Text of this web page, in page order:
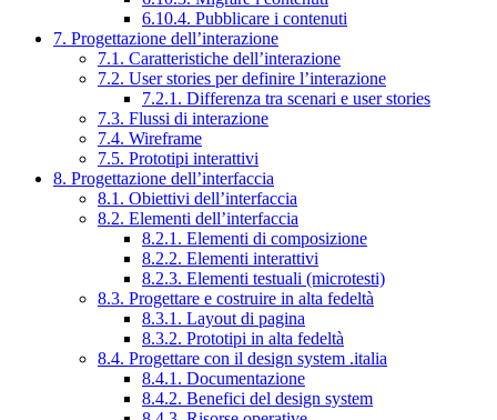
6.10.4. Pubblicare i contenuti
7. Progettazione dell’interazione
7.1. Caratteristiche dell’interazione
7.2. User stories per definire l’interazione
7.2.1. Differenza tra scenari e user stories
7.3. Flussi di interazione
7.4. Wireframe
7.5. Prototipi interattivi
8. Progettazione dell’interfaccia
8.1. Obiettivi dell’interfaccia
8.2. Elementi dell’interfaccia
8.2.1. Elementi di composizione
8.2.2. Elementi interattivi
8.2.3. Elementi testuali (microtesti)
8.3. Progettare e costruire in alta fedeltà
8.3.1. Layout di pagina
8.3.2. Prototipi in alta fedeltà
8.4. Progettare con il design system .italia
8.4.1. Documentazione
8.4.2. Benefici del design system